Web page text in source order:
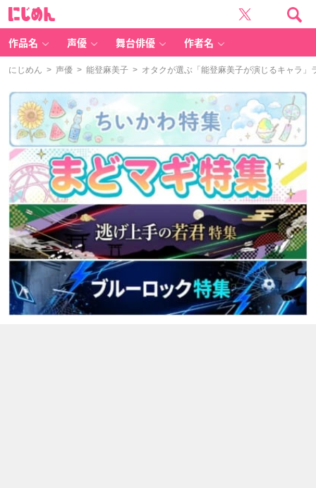
作品名 声優 舞台俳優 作者名
にじめん > 声優 > 能登麻美子 > オタクが選ぶ「能登麻美子が演じるキャラ